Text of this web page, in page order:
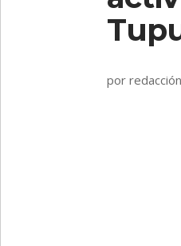
por